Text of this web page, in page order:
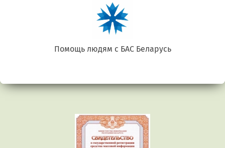
Помощь людям с БАС Беларусь
Предыдущий